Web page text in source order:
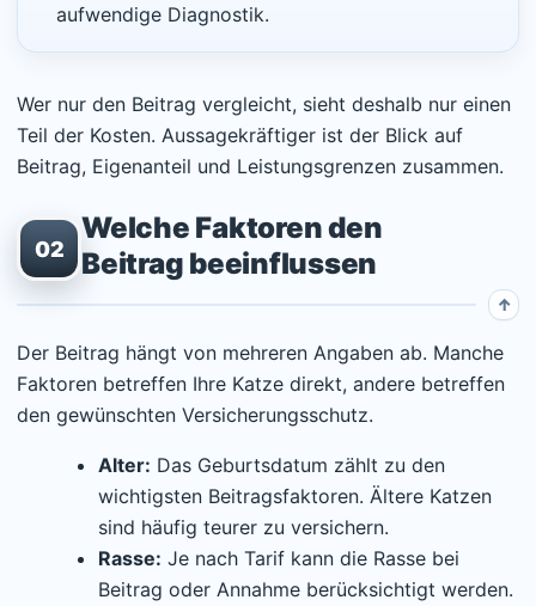
aufwendige Diagnostik.
Wer nur den Beitrag vergleicht, sieht deshalb nur einen
Teil der Kosten. Aussagekräftiger ist der Blick auf
Beitrag, Eigenanteil und Leistungsgrenzen zusammen.
02
Welche Faktoren den
Beitrag beeinflussen
Der Beitrag hängt von mehreren Angaben ab. Manche
Faktoren betreffen Ihre Katze direkt, andere betreffen
den gewünschten Versicherungsschutz.
Alter: Das Geburtsdatum zählt zu den
wichtigsten Beitragsfaktoren. Ältere Katzen
sind häufig teurer zu versichern.
Rasse: Je nach Tarif kann die Rasse bei
Beitrag oder Annahme berücksichtigt werden.